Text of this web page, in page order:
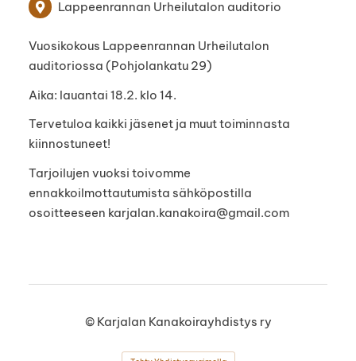
Lappeenrannan Urheilutalon auditorio
Vuosikokous Lappeenrannan Urheilutalon
auditoriossa (Pohjolankatu 29)
Aika: lauantai 18.2. klo 14.
Tervetuloa kaikki jäsenet ja muut toiminnasta
kiinnostuneet!
Tarjoilujen vuoksi toivomme
ennakkoilmottautumista sähköpostilla
osoitteeseen karjalan.kanakoira@gmail.com
© Karjalan Kanakoirayhdistys ry